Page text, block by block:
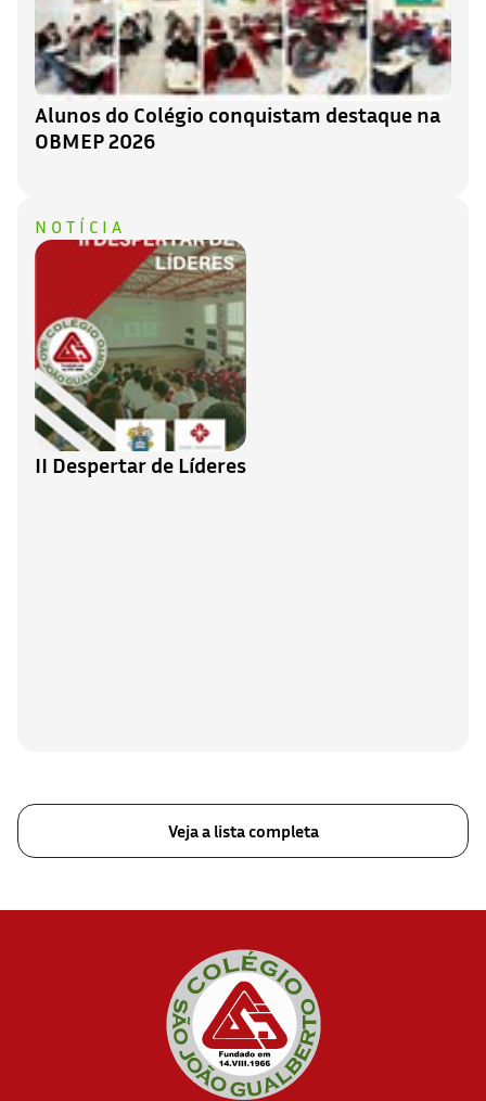
Alunos do Colégio conquistam destaque na
OBMEP 2026
NOTÍCIA
II Despertar de Líderes
Veja a lista completa